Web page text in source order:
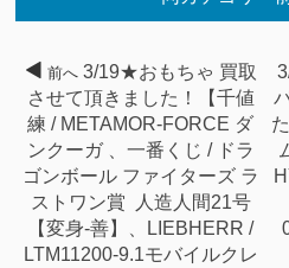
前へ 3/19★おもちゃ 買取
させて頂きました！【千値
練 / METAMOR-FORCE ダ
ンクーガ 、一番くじ / ドラ
ゴンボール ファイターズ ラ
ストワン賞 人造人間21号
【変身-善】、LIEBHERR /
LTM11200-9.1モバイルクレ